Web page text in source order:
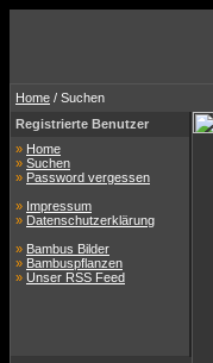
Home / Suchen
Registrierte Benutzer
» Home
» Suchen
» Password vergessen
» Impressum
» Datenschutzerklärung
» Bambus Bilder
» Bambuspflanzen
» Unser RSS Feed